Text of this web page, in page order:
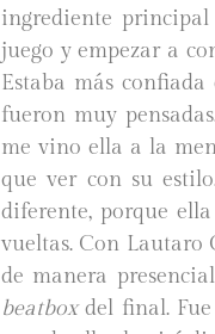
ingrediente
juego y empezar a
Estaba más
fueron muy
me vino ella a la
que ver con su
diferente, porque
vueltas. Con Lautaro
de manera
beatboxdel final. Fue